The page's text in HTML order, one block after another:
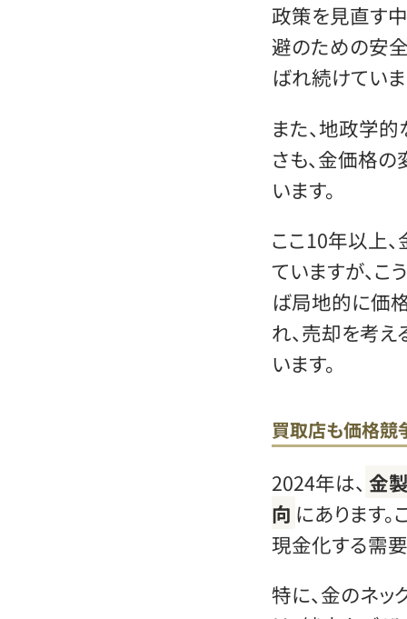
政策を見直す
避のための安
ばれ続けていま
また、地政学
さも、金価格
います。
ここ10年以上
ていますが、
ば局地的に価
れ、売却を考え
います。
買取店も価格競
2024年は、 金
向 にあります
現金化する需
特に、金のネッ